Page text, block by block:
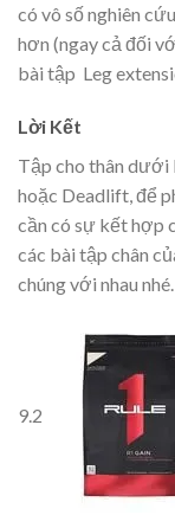
có vô số nghiên
hơn (ngay cả đối
bài tập Leg
Lời Kết
Tập cho thân dưới
hoặc Deadlift, để
cần có sự kết hợp
các bài tập chân
chúng với nhau nhé.
9.2